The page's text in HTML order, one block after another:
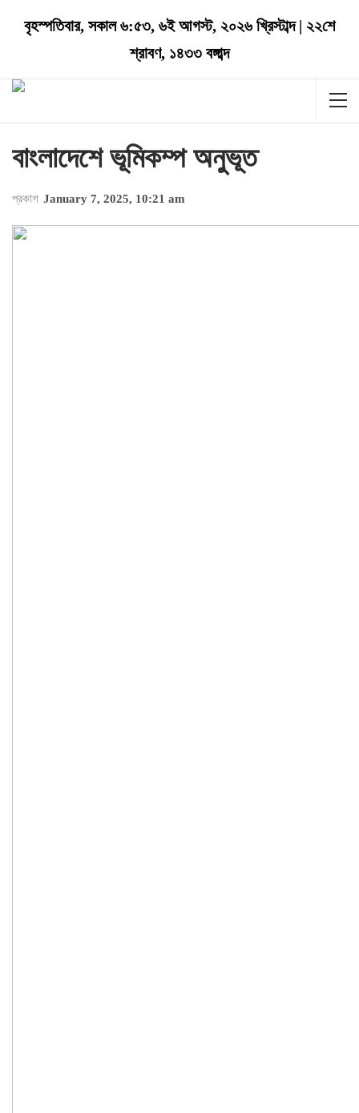
বৃহস্পতিবার, সকাল ৬:৫৩, ৬ই আগস্ট, ২০২৬ খ্রিস্টাব্দ| ২২শে
শ্রাবণ, ১৪৩৩ বঙ্গাব্দ
বাংলাদেশে ভূমিকম্প অনুভূত
প্রকাশ January 7, 2025, 10:21 am